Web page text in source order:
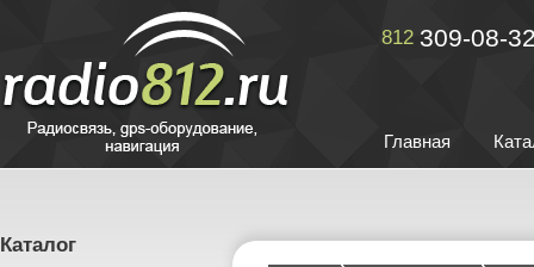
812 309-08-
Главная
Каталог